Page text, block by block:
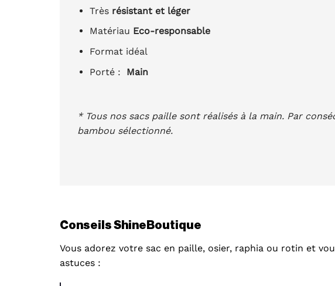
Très résistant et léger
Matériau Eco-responsable
Format idéal
Porté :
Main
* Tous nos sacs paille sont réalisés à la main. Par
bambou sélectionné.
Conseils ShineBoutique
Vous adorez votre sac en paille, osier, raphia ou rotin et
astuces :